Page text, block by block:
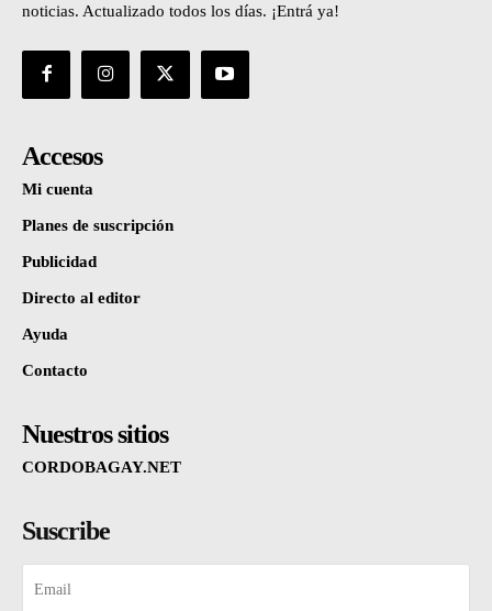
noticias. Actualizado todos los días. ¡Entrá ya!
Accesos
Mi cuenta
Planes de suscripción
Publicidad
Directo al editor
Ayuda
Contacto
Nuestros sitios
CORDOBAGAY.NET
Suscribe